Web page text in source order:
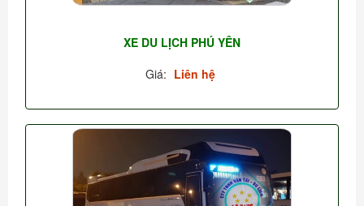
XE DU LỊCH PHÚ YÊN
Giá: Liên hệ